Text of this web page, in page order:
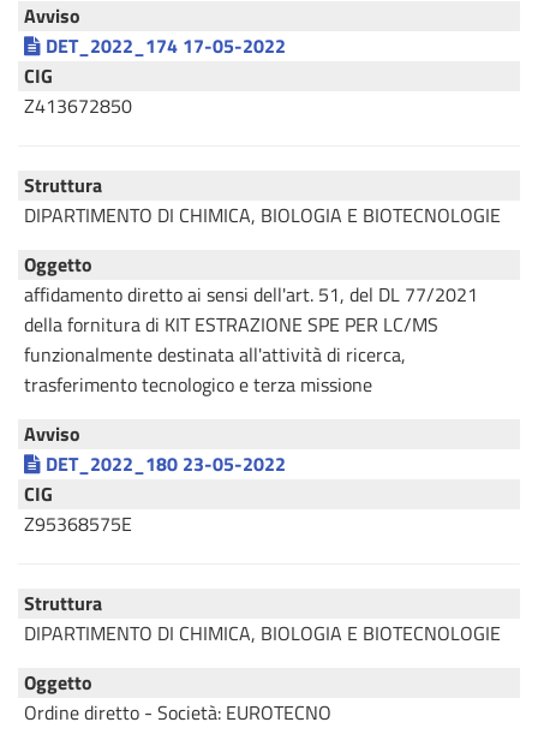
Avviso
DET_2022_174 17-05-2022
CIG
Z413672850
Struttura
DIPARTIMENTO DI CHIMICA, BIOLOGIA E BIOTECNOLOGIE
Oggetto
affidamento diretto ai sensi dell'art. 51, del DL 77/2021
della fornitura di KIT ESTRAZIONE SPE PER LC/MS
funzionalmente destinata all'attività di ricerca,
trasferimento tecnologico e terza missione
Avviso
DET_2022_180 23-05-2022
CIG
Z95368575E
Struttura
DIPARTIMENTO DI CHIMICA, BIOLOGIA E BIOTECNOLOGIE
Oggetto
Ordine diretto - Società: EUROTECNO